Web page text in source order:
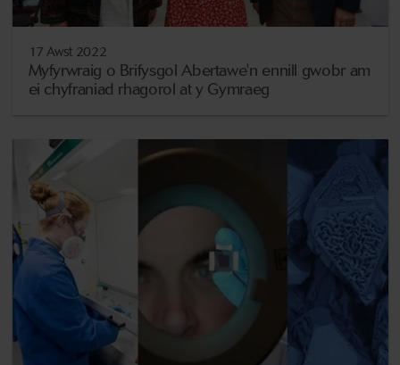
17 Awst 2022
Myfyrwraig o Brifysgol Abertawe'n ennill gwobr am
ei chyfraniad rhagorol at y Gymraeg